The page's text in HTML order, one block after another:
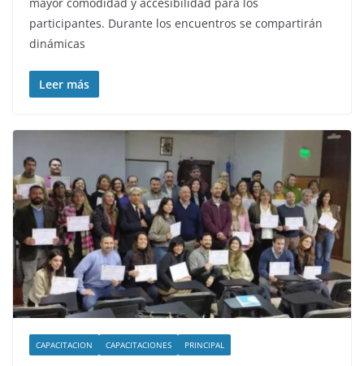
participantes. Durante los encuentros se compartirán
dinámicas
Leer más
CAPACITACION CAPACITACIONES PRINCIPAL